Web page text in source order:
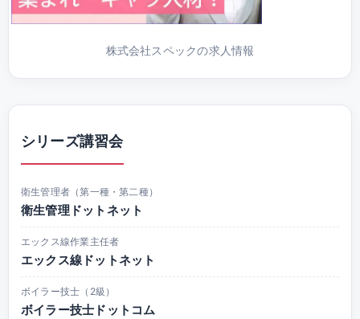
株式会社スペックの求人情報
シリーズ講習会
衛生管理者（第一種・第二種）
衛生管理ドットネット
エックス線作業主任者
エックス線ドットネット
ボイラー技士（2級）
ボイラー技士ドットコム